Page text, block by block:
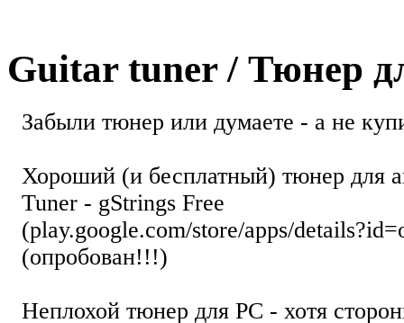
Guitar tuner / Тюнер
Забыли тюнер или думаете - а не
Хороший (и бесплатный) тюнер для
Tuner - gStrings Free
(play.google.com/store/apps/
(опробован!!!)
Неплохой тюнер для РС - хотя